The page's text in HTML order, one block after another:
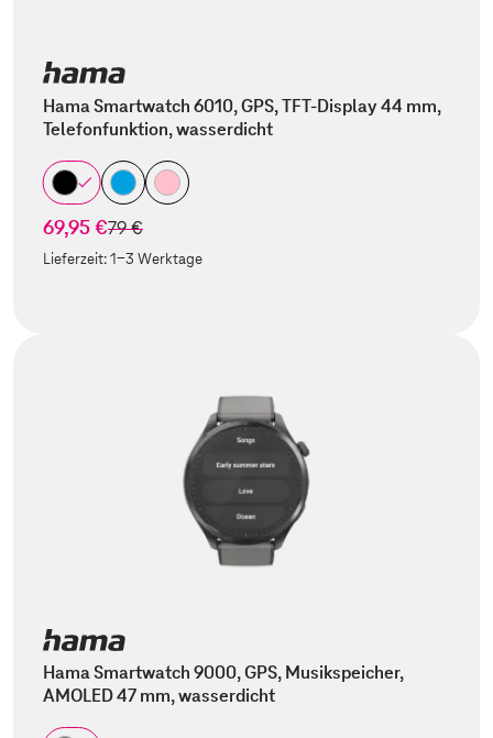
Hama Smartwatch 6010, GPS, TFT-Display 44 mm,
Telefonfunktion, wasserdicht
69,95 €statt
79 €
Lieferzeit:1-3 Werktage
Hama Smartwatch 9000, GPS, Musikspeicher,
AMOLED 47 mm, wasserdicht